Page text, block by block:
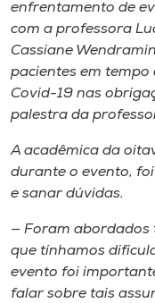
enfrentamento de
com a professora
Cassiane
pacientes em tempo
Covid-19 nas
palestra da
A acadêmica da
durante o evento,
e sanar dúvidas.
— Foram abordados
que tínhamos
evento foi
falar sobre tais